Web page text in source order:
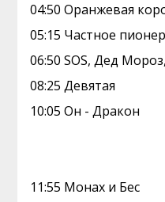
04:50 Оранжевая
05:15 Частное
06:50 SOS, Дед
08:25 Девятая
10:05 Он - Дракон
11:55 Монах и Бес